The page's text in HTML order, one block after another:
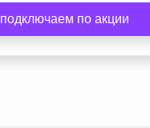
подключаем по акции